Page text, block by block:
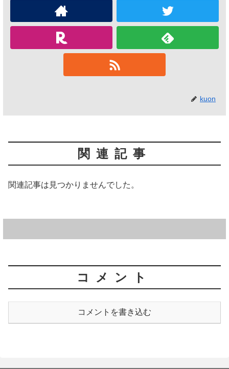
kuon
関連記事
関連記事は見つかりませんでした。
コメント
コメントを書き込む